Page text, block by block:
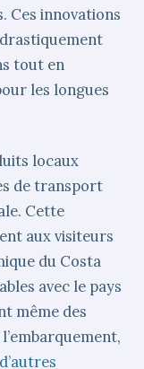
Ces innovations
tout en
les longues
locaux
de transport
Cette
aux visiteurs
du Costa
avec le pays
même des
d’autres